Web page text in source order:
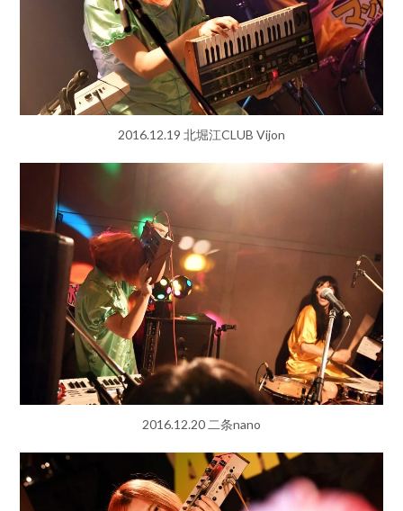
2016.12.19 北堀江CLUB Vijon
2016.12.20 二条nano